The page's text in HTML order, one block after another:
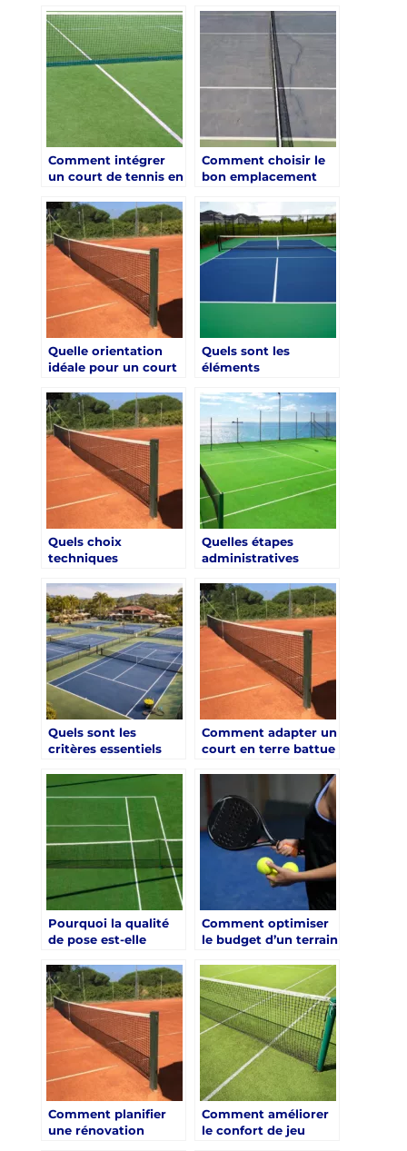
court de tennis à
mougins ?
de tennis dès la
phase de conception
Comment intégrer
un court de tennis en
dans un
environnement haut
de gamme à Cannes
Comment choisir le
bon emplacement
construction court
de tennis à Mougins
?
Quelle orientation
idéale pour un court
Mougins ?
Quels sont les
éléments
réussir une
construction de
court de tennis en
résine synthétique à
Nîmes ?
Quels choix
techniques
construction court
de tennis terre
battue à Nîmes
vraiment
performante ?
Quelles étapes
administratives
court en résine
synthétique à
Avignon ?
Quels sont les
critères essentiels
construction court
de tennis resine
synthetique à paris ?
Comment adapter un
court en terre battue
Pourquoi la qualité
de pose est-elle
renovation court de
tennis gazon
synthetique à paris ?
Comment optimiser
le budget d’un terrain
compromettre la
qualité ?
Comment planifier
une rénovation
Comment améliorer
le confort de jeu